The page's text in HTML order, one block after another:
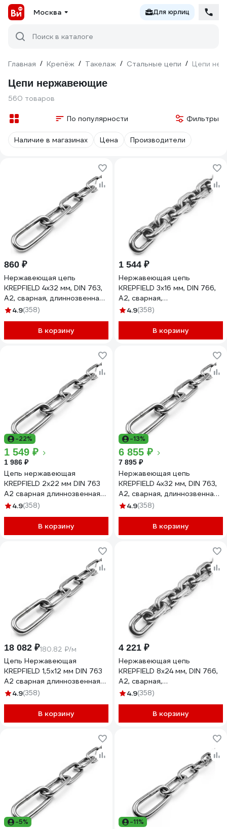
Москва Для юрлиц
Поиск в каталоге
Главная / Крепёж / Такелаж / Стальные цепи / Цепи
Цепи нержавеющие
560 товаров
По популярности Фильтры
Наличие в магазинах Цена Производители
860 ₽
Нержавеющая цепь
KREPFIELD 4x32 мм, DIN 763,
А2, сварная, длиннозвенная,
1 м 763А2ЦЕПЬ4ММ-1
4.9(358)
В корзину
1 544 ₽
Нержавеющая цепь
KREPFIELD 3x16 мм, DIN 766,
А2, сварная,
короткозвенная, 3 м
4.9(358)
В корзину
-22%
1 549 ₽
1 986 ₽
Цепь нержавеющая
KREPFIELD 2x22 мм DIN 763
А2 сварная длиннозвенная
10 метров
4.9(358)
В корзину
-13%
6 855 ₽
7 895 ₽
Нержавеющая цепь
KREPFIELD 4x32 мм, DIN 763,
А2, сварная, длиннозвенная,
10 м 763А2ЦЕПЬ4ММ-10
4.9(358)
В корзину
18 082 ₽180.82 ₽/м
Цепь Нержавеющая
KREPFIELD 1,5х12 мм DIN 763
А2 сварная длиннозвенная
100 метров
4.9(358)
В корзину
4 221 ₽
Нержавеющая цепь
KREPFIELD 8x24 мм, DIN 766,
А2, сварная,
короткозвенная, 1 м
4.9(358)
В корзину
-5% -11%